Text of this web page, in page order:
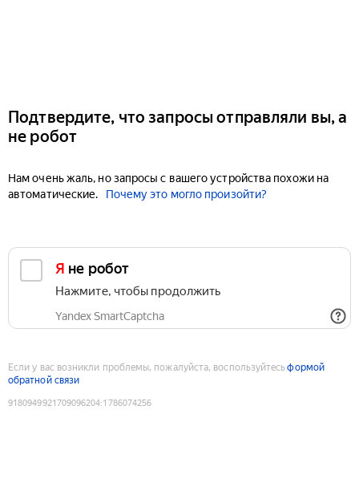
Подтвердите, что запросы отправляли вы, а
не робот
Нам очень жаль, но запросы с вашего устройства похожи на
автоматические.
Почему это могло произойти?
Я не робот
Нажмите, чтобы продолжить
Yandex SmartCaptcha
Если у вас возникли проблемы, пожалуйста, воспользуйтесьформой
обратной связи
9180949921709096204:1786074256